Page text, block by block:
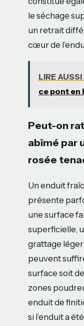
le séchage
un retrait
cœur de
LIRE AUSSI
ce pont en
Peut-on
abîmé par
rosée
Un enduit
présente
une surface
superficielle,
grattage
peuvent
surface soit
zones
enduit de
si l’enduit a